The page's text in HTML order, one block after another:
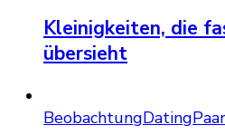
Kleinigkeiten, die
übersieht
BeobachtungDating